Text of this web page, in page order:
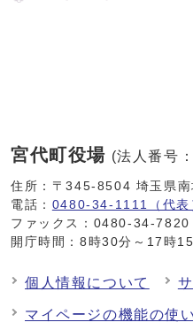
宮代町役場 (法人番号
住所：〒345-8504 埼玉県
電話： 0480-34-1111（代表
ファックス：0480-34-7820
開庁時間：8時30分～17時
個人情報について
マイページの機能の使